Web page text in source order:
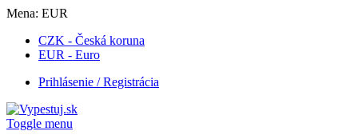
Mena: EUR
CZK - Česká koruna
EUR - Euro
Prihlásenie / Registrácia
Toggle menu